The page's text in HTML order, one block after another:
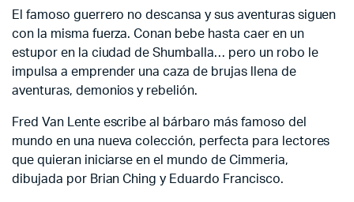
El famoso guerrero no descansa y sus aventuras siguen
con la misma fuerza. Conan bebe hasta caer en un
estupor en la ciudad de Shumballa… pero un robo le
impulsa a emprender una caza de brujas llena de
aventuras, demonios y rebelión.
Fred Van Lente escribe al bárbaro más famoso del
mundo en una nueva colección, perfecta para lectores
que quieran iniciarse en el mundo de Cimmeria,
dibujada por Brian Ching y Eduardo Francisco.